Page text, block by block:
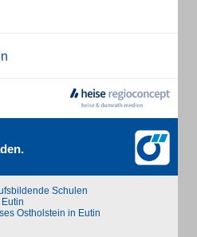
Schulen
Ostholstein in Eutin